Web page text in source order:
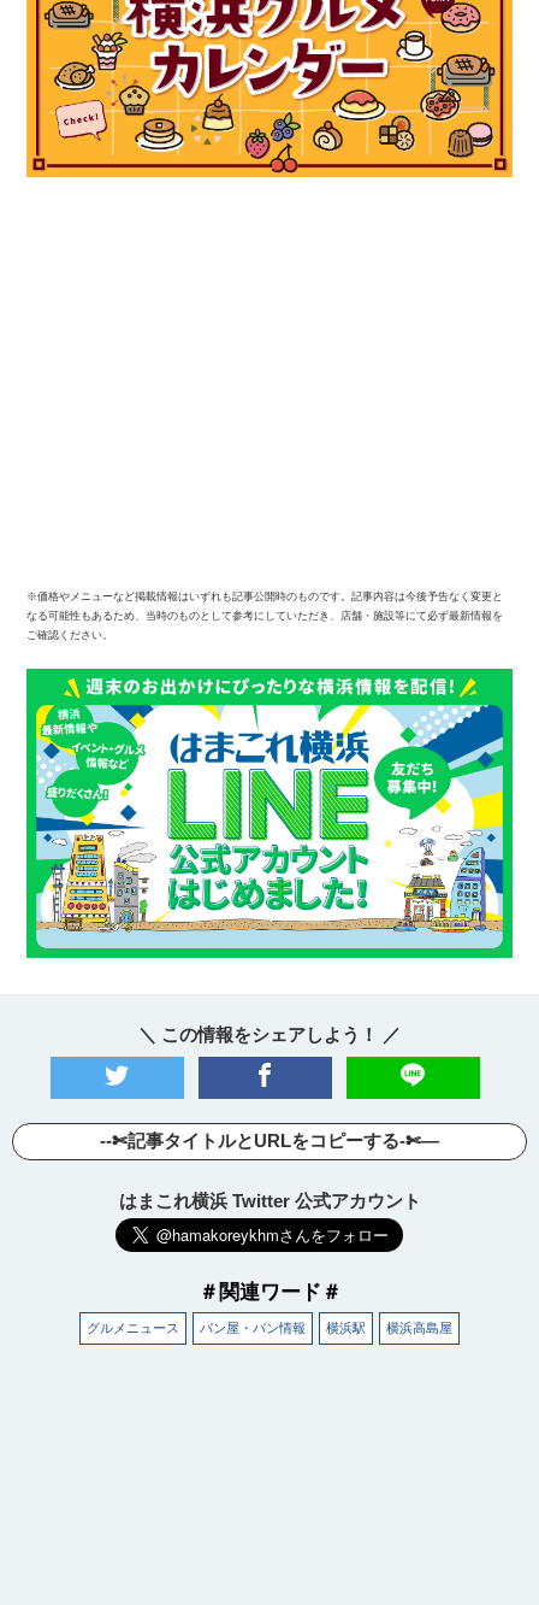
※価格やメニューなど掲載情報はいずれも記事公開時のものです。記事内容は今後予告なく変更と
なる可能性もあるため、当時のものとして参考にしていただき、店舗・施設等にて必ず最新情報を
ご確認ください。
＼ この情報をシェアしよう！ ／
--✄記事タイトルとURLをコピーする-✄—
はまこれ横浜 Twitter 公式アカウント
＃関連ワード＃
グルメニュース パン屋・パン情報 横浜駅 横浜高島屋